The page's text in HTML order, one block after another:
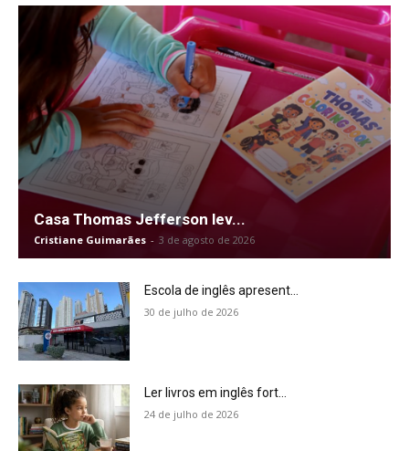
Casa Thomas Jefferson lev...
Cristiane Guimarães - 3 de agosto de 2026
Escola de inglês apresent...
30 de julho de 2026
Ler livros em inglês fort...
24 de julho de 2026